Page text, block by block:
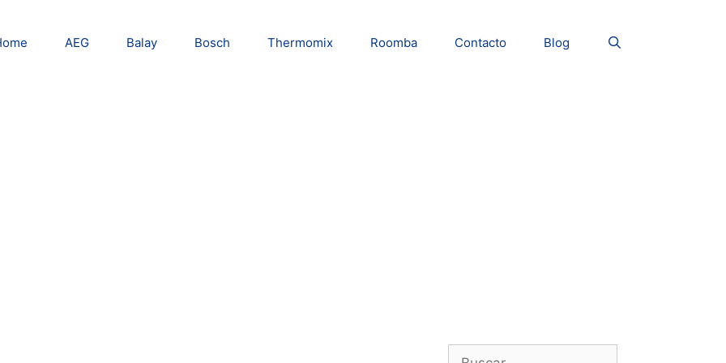
AEG Balay Bosch Thermomix Roomba Contacto Blog
Buscar: